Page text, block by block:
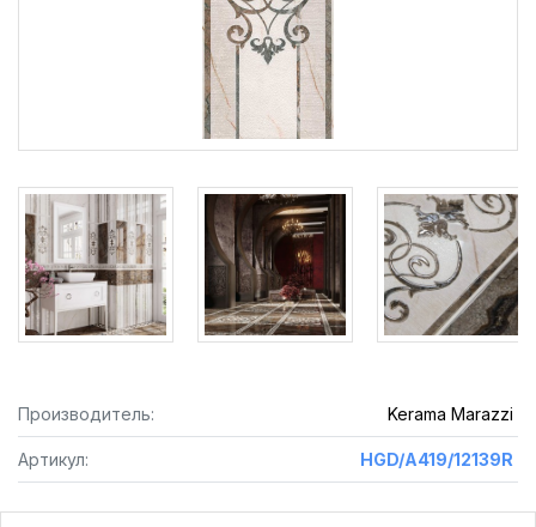
Производитель: Kerama Marazzi
Артикул: HGD/A419/12139R